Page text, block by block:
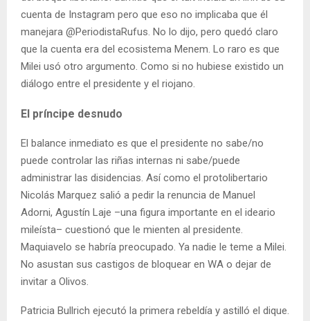
cuenta de Instagram pero que eso no implicaba que él
manejara @PeriodistaRufus. No lo dijo, pero quedó claro
que la cuenta era del ecosistema Menem. Lo raro es que
Milei usó otro argumento. Como si no hubiese existido un
diálogo entre el presidente y el riojano.
El príncipe desnudo
El balance inmediato es que el presidente no sabe/no
puede controlar las riñas internas ni sabe/puede
administrar las disidencias. Así como el protolibertario
Nicolás Marquez salió a pedir la renuncia de Manuel
Adorni, Agustín Laje –una figura importante en el ideario
mileísta– cuestionó que le mienten al presidente.
Maquiavelo se habría preocupado. Ya nadie le teme a Milei.
No asustan sus castigos de bloquear en WA o dejar de
invitar a Olivos.
Patricia Bullrich ejecutó la primera rebeldía y astilló el dique.